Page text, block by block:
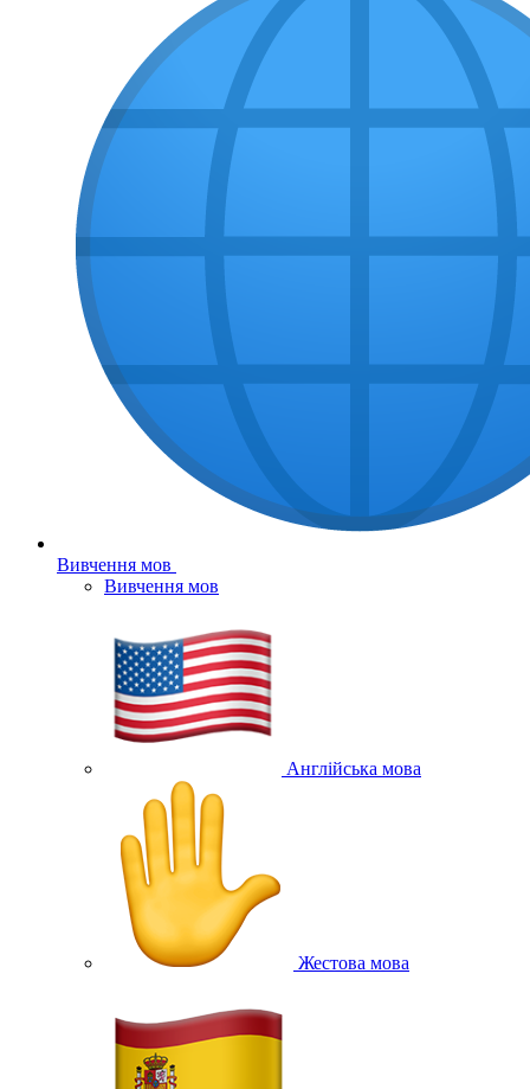
Вивчення мов
Вивчення мов
Англійська мова
Жестова мова